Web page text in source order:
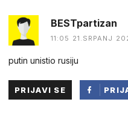
BESTpartizan
11:05 21.SRPANJ
putin unistio rusiju
PRIJAVI SE